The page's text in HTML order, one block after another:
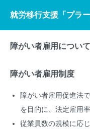
就労移行支援「プラーナ
就労移行支援とは
就労移行支援「プ
障がい者雇用につ
サービス概要
このサービスにつ
支援内容
就労実績
ご利用方法
ご利用者について
ご利用の流れ
施設情報
採用情報
就労移行支援「プラ
障がい者雇用について
障がい者雇用制度
障がい者雇用促進法
を目的に、法定雇用
従業員数の規模に応